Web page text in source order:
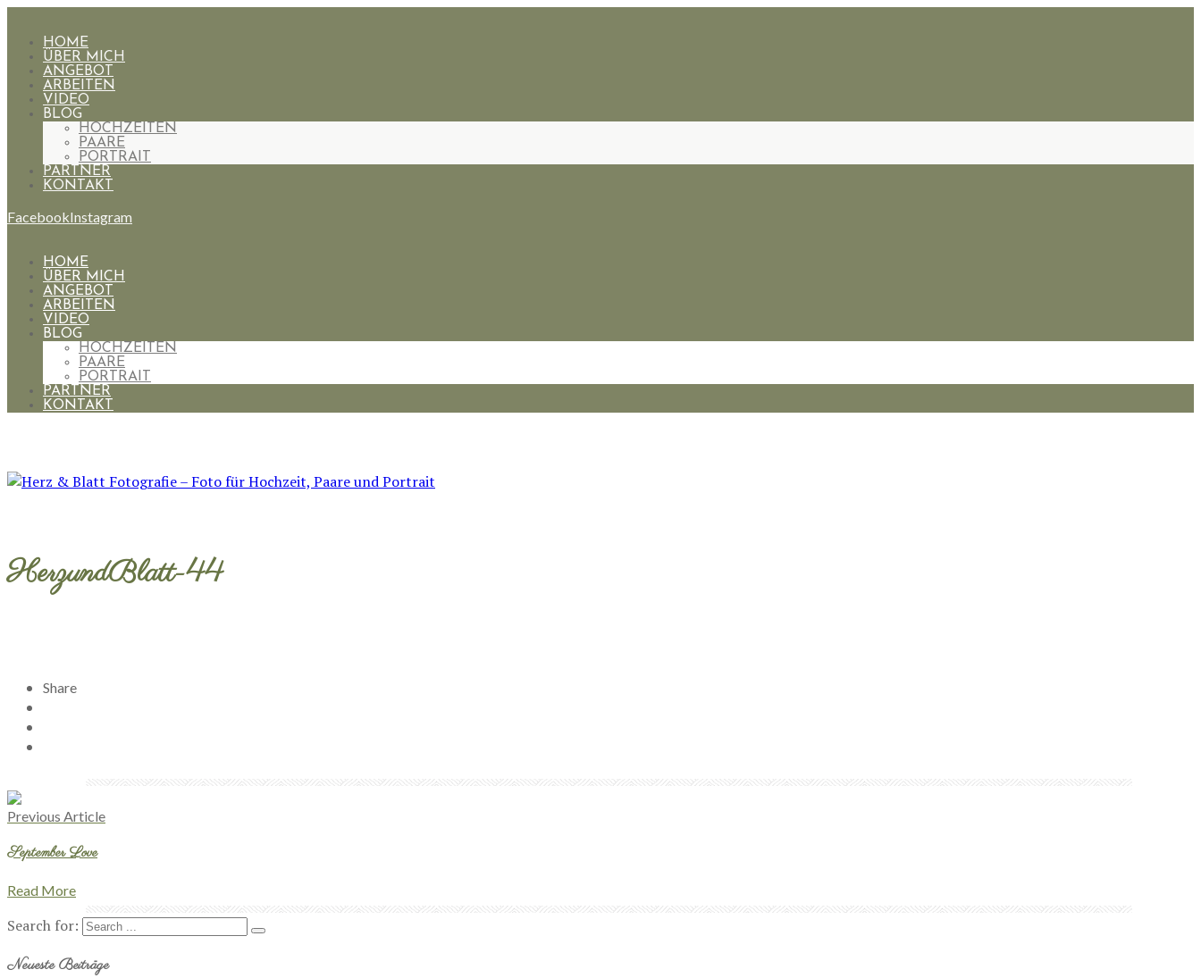
HOME
ÜBER MICH
ANGEBOT
ARBEITEN
VIDEO
BLOG
HOCHZEITEN
PAARE
PORTRAIT
PARTNER
KONTAKT
FacebookInstagram
HOME
ÜBER MICH
ANGEBOT
ARBEITEN
VIDEO
BLOG
HOCHZEITEN
PAARE
PORTRAIT
PARTNER
KONTAKT
HerzundBlatt-44
Share
Previous Article
September Love
Read More
Search for:
Neueste Beiträge